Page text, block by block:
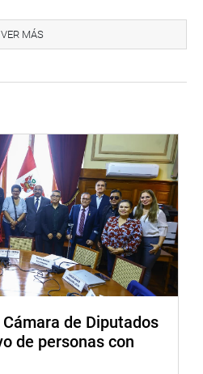
Maricruz Zeta, hizo mención de
integrantes del bloque
en diversos aspectos como
de infraestructura, entre otras
VER MÁS
de Diputados
de personas con